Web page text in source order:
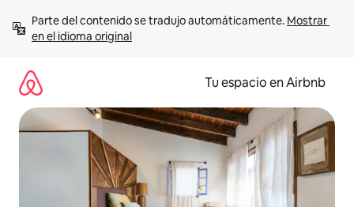
contenido
Parte del contenido se tradujo automáticamente. Mostrar
en el idioma original
Tu espacio en Airbnb